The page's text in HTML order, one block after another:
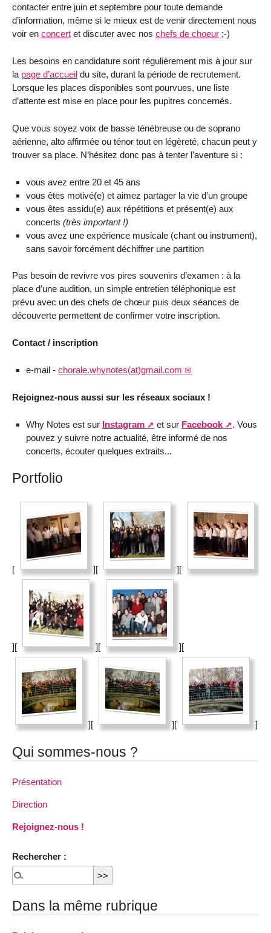
contacter entre juin et septembre pour toute demande
d’information, même si le mieux est de venir directement nous
voir en concert et discuter avec nos chefs de choeur ;-)
Les besoins en candidature sont régulièrement mis à jour sur
la page d’accueil du site, durant la période de recrutement.
Lorsque les places disponibles sont pourvues, une liste
d’attente est mise en place pour les pupitres concernés.
Que vous soyez voix de basse ténébreuse ou de soprano
aérienne, alto affirmée ou ténor tout en légèreté, chacun peut y
trouver sa place. N’hésitez donc pas à tenter l’aventure si :
vous avez entre 20 et 45 ans
vous êtes motivé(e) et aimez partager la vie d’un groupe
vous êtes assidu(e) aux répétitions et présent(e) aux
concerts (très important !)
vous avez une expérience musicale (chant ou instrument),
sans savoir forcément déchiffrer une partition
Pas besoin de revivre vos pires souvenirs d’examen : à la
place d’une audition, un simple entretien téléphonique est
prévu avec un des chefs de chœur puis deux séances de
découverte permettent de confirmer votre inscription.
Contact / inscription
e-mail - chorale.whynotes(at)gmail.com
Rejoignez-nous aussi sur les réseaux sociaux !
Why Notes est sur Instagram et sur Facebook
. Vous
pouvez y suivre notre actualité, être informé de nos
concerts, écouter quelques extraits...
Portfolio
[ ][ ][
][ ][ ][
][ ][ ]
Qui sommes-nous ?
Présentation
Direction
Rejoignez-nous !
Rechercher :
Dans la même rubrique